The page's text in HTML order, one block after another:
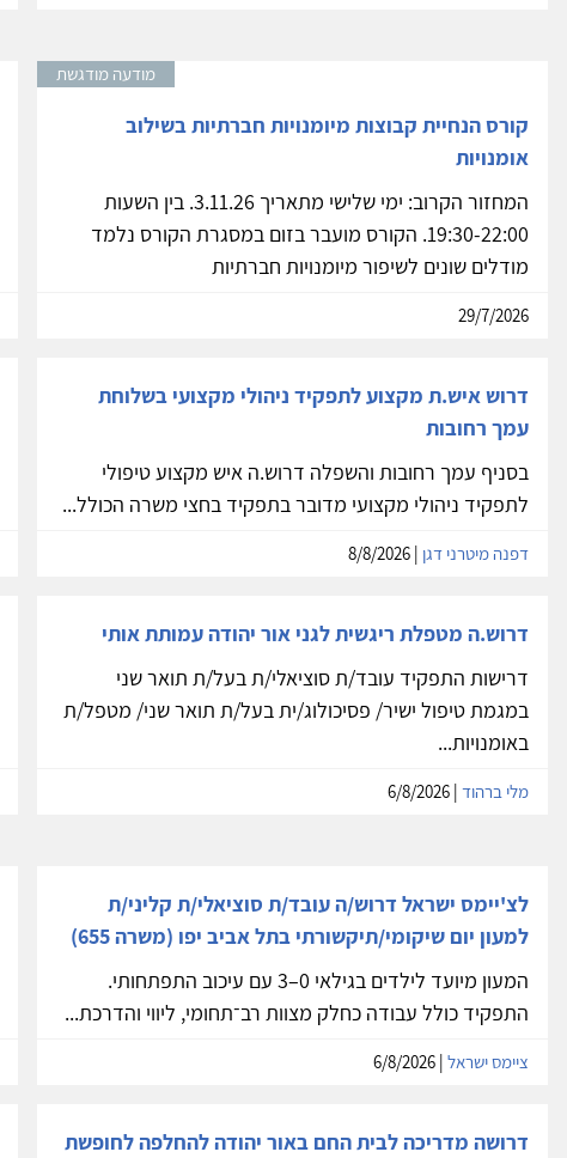
מודעה מודגשת
קורס הנחיית קבוצות מיומנויות חברתיות בשילוב
אומנויות
המחזור הקרוב: ימי שלישי מתאריך 3.11.26. בין השעות
19:30-22:00. הקורס מועבר בזום במסגרת הקורס נלמד
מודלים שונים לשיפור מיומנויות חברתיות
29/7/2026
דרוש איש.ת מקצוע לתפקיד ניהולי מקצועי בשלוחת
עמך רחובות
בסניף עמך רחובות והשפלה דרוש.ה איש מקצוע טיפולי
לתפקיד ניהולי מקצועי מדובר בתפקיד בחצי משרה הכולל...
דפנה מיטרני דגן
דרוש.ה מטפלת ריגשית לגני אור יהודה עמותת אותי
דרישות התפקיד עובד/ת סוציאלי/ת בעל/ת תואר שני
במגמת טיפול ישיר/ פסיכולוג/ית בעל/ת תואר שני/ מטפל/ת
באומנויות...
מלי ברהוד
לצ'יימס ישראל דרוש/ה עובד/ת סוציאלי/ת קליני/ת
למעון יום שיקומי/תיקשורתי בתל אביב יפו (משרה 655)
המעון מיועד לילדים בגילאי 0–3 עם עיכוב התפתחותי.
התפקיד כולל עבודה כחלק מצוות רב־תחומי, ליווי והדרכת...
ציימס ישראל
דרושה מדריכה לבית החם באור יהודה להחלפה לחופשת